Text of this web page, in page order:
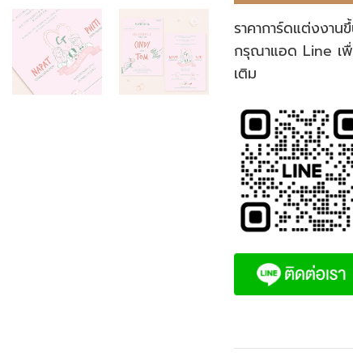
ราคาการ์ดแต่งงาน
กรุณาแอด Line เพื่
เติม